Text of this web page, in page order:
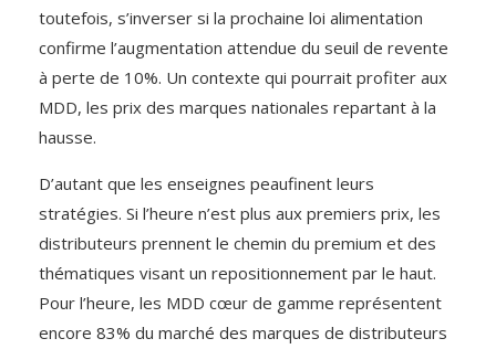
toutefois, s’inverser si la prochaine loi alimentation
confirme l’augmentation attendue du seuil de revente
à perte de 10%. Un contexte qui pourrait profiter aux
MDD, les prix des marques nationales repartant à la
hausse.
D’autant que les enseignes peau­finent leurs
stratégies. Si l’heure n’est plus aux premiers prix, les
distributeurs prennent le chemin du premium et des
thématiques visant un repositionnement par le haut.
Pour l’heure, les MDD cœur de gamme représentent
encore 83% du marché des marques de distributeurs